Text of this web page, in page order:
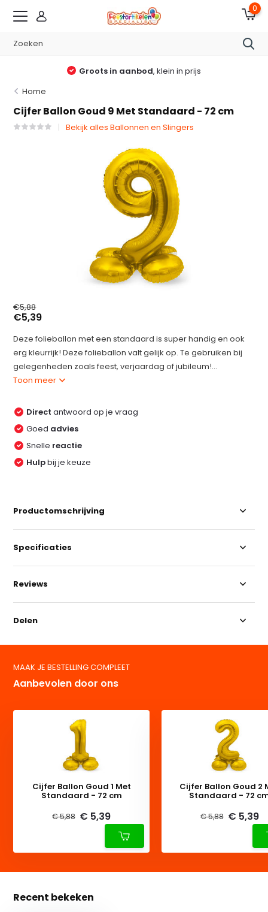
0
Groots in aanbod, klein in prijs
Home
Cijfer Ballon Goud 9 Met Standaard - 72 cm
Bekijk alles Ballonnen en Slingers
€5,88
€5,39
Deze folieballon met een standaard is super handig en ook
erg kleurrijk! Deze folieballon valt gelijk op. Te gebruiken bij
gelegenheden zoals feest, verjaardag of jubileum!...
Toon meer
Direct antwoord op je vraag
Goed advies
Snelle reactie
Hulpbij je keuze
Productomschrijving
Specificaties
Reviews
Delen
MAAK JE BESTELLING COMPLEET
Aanbevolen door ons
Cijfer Ballon Goud 1 Met
Standaard - 72 cm
€ 5,88 € 5,39
Cijfer Ballon Goud 2
Standaard - 72
€ 5,88 € 5,39
Recent bekeken